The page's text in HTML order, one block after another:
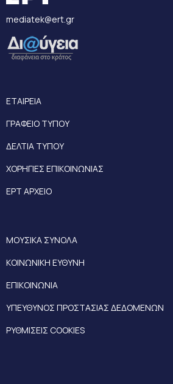
mediatek@ert.gr
ΕΤΑΙΡΕΙΑ
ΓΡΑΦΕΙΟ ΤΥΠΟΥ
ΔΕΛΤΙΑ ΤΥΠΟΥ
ΧΟΡΗΓΙΕΣ ΕΠΙΚΟΙΝΩΝΙΑΣ
ΕΡΤ ΑΡΧΕΙΟ
ΜΟΥΣΙΚΑ ΣΥΝΟΛΑ
ΚΟΙΝΩΝΙΚΗ ΕΥΘΥΝΗ
ΕΠΙΚΟΙΝΩΝΙΑ
ΥΠΕΥΘΥΝΟΣ ΠΡΟΣΤΑΣΙΑΣ ΔΕΔΟΜΕΝΩΝ
ΡΥΘΜΙΣΕΙΣ COOKIES